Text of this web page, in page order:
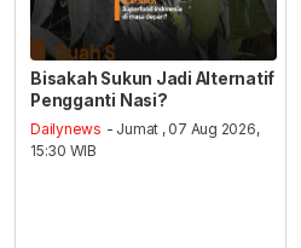
Bisakah Sukun Jadi Alternatif
Pengganti Nasi?
Dailynews - Jumat , 07 Aug 2026,
15:30 WIB